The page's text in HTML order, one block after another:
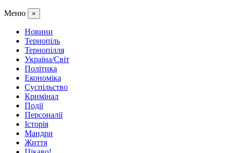
Меню ×
Новини
Тернопіль
Тернопілля
Україна/Світ
Політика
Економіка
Суспільство
Кримінал
Події
Персоналії
Історія
Мандри
Життя